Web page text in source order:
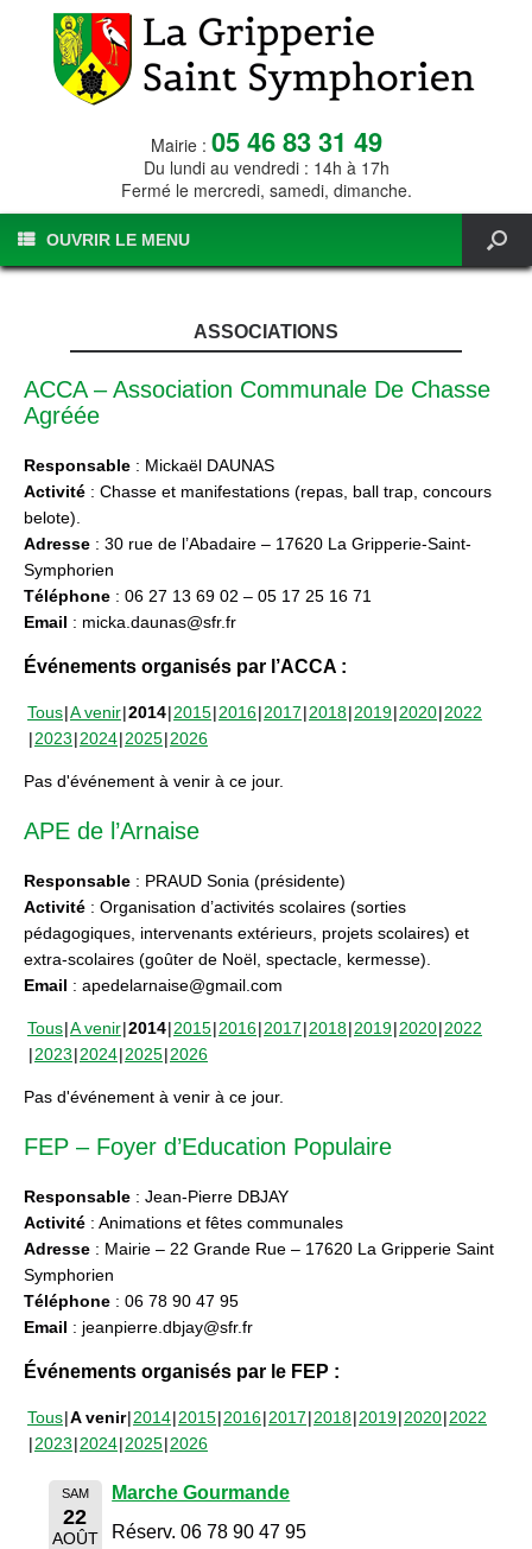
Mairie : 05 46 83 31 49
Du lundi au vendredi : 14h à 17h
Fermé le mercredi, samedi, dimanche.
OUVRIR LE MENU
ASSOCIATIONS
ACCA – Association Communale De Chasse
Agréée
Responsable : Mickaël DAUNAS
Activité : Chasse et manifestations (repas, ball trap, concours
belote).
Adresse : 30 rue de l’Abadaire – 17620 La Gripperie-Saint-
Symphorien
Téléphone : 06 27 13 69 02 – 05 17 25 16 71
Email : micka.daunas@sfr.fr
Événements organisés par l’ACCA :
Tous A venir 2014 2015 2016 2017 2018 2019 2020 2022
2023 2024 2025 2026
Pas d'événement à venir à ce jour.
APE de l’Arnaise
Responsable : PRAUD Sonia (présidente)
Activité : Organisation d’activités scolaires (sorties
pédagogiques, intervenants extérieurs, projets scolaires) et
extra-scolaires (goûter de Noël, spectacle, kermesse).
Email : apedelarnaise@gmail.com
Tous A venir 2014 2015 2016 2017 2018 2019 2020 2022
2023 2024 2025 2026
Pas d'événement à venir à ce jour.
FEP – Foyer d’Education Populaire
Responsable : Jean-Pierre DBJAY
Activité : Animations et fêtes communales
Adresse : Mairie – 22 Grande Rue – 17620 La Gripperie Saint
Symphorien
Téléphone : 06 78 90 47 95
Email : jeanpierre.dbjay@sfr.fr
Événements organisés par le FEP :
Tous A venir 2014 2015 2016 2017 2018 2019 2020 2022
2023 2024 2025 2026
SAM
22
AOÛT
Marche Gourmande
Réserv. 06 78 90 47 95